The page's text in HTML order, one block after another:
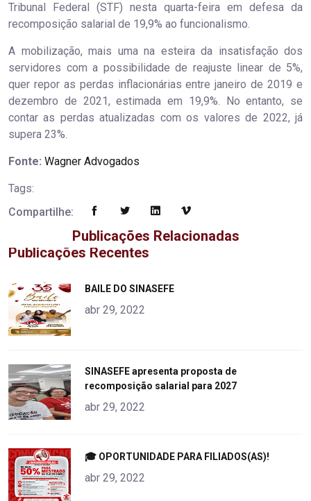
Tribunal Federal (STF) nesta quarta-feira em defesa da
recomposição salarial de 19,9% ao funcionalismo.
A mobilização, mais uma na esteira da insatisfação dos
servidores com a possibilidade de reajuste linear de 5%,
quer repor as perdas inflacionárias entre janeiro de 2019 e
dezembro de 2021, estimada em 19,9%. No entanto, se
contar as perdas atualizadas com os valores de 2022, já
supera 23%.
Fonte: Wagner Advogados
Tags:
Compartilhe:
Publicações Relacionadas
Publicações Recentes
alt="product">
BAILE DO SINASEFE
abr 29, 2022
alt="product">
SINASEFE apresenta proposta de
recomposição salarial para 2027
abr 29, 2022
alt="product">
🎓 OPORTUNIDADE PARA FILIADOS(AS)!
abr 29, 2022